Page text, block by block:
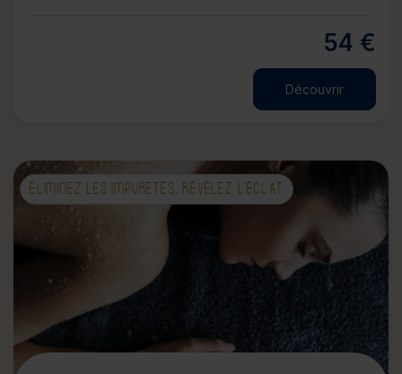
54 €
Découvrir
ÉLIMINEZ LES IMPURETÉS, RÉVÉLEZ L'ÉCLAT